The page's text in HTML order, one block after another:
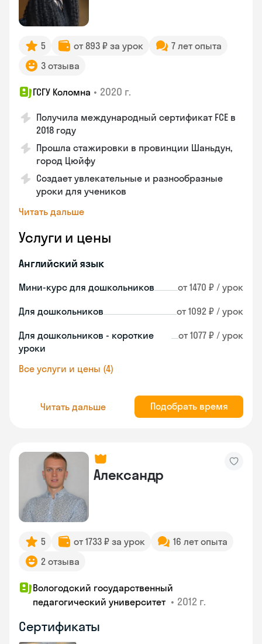
5 от 893 ₽ за урок
7 лет опыта
3 отзыва
ГСГУ Коломна • 2020 г.
Получила международный сертификат FCE в
2018 году
Прошла стажировки в провинции Шаньдун,
город Цюйфу
Создает увлекательные и разнообразные
уроки для учеников
Читать дальше
Услуги и цены
Английский язык
Мини-курс для дошкольников от 1470 ₽ / урок
Для дошкольников от 1092 ₽ / урок
Для дошкольников - короткие
уроки
от 1077 ₽ / урок
Все услуги и цены (4)
Читать дальше Подобрать время
Александр
5 от 1733 ₽ за урок
16 лет опыта
2 отзыва
Вологодский государственный
педагогический университет • 2012 г.
Сертификаты